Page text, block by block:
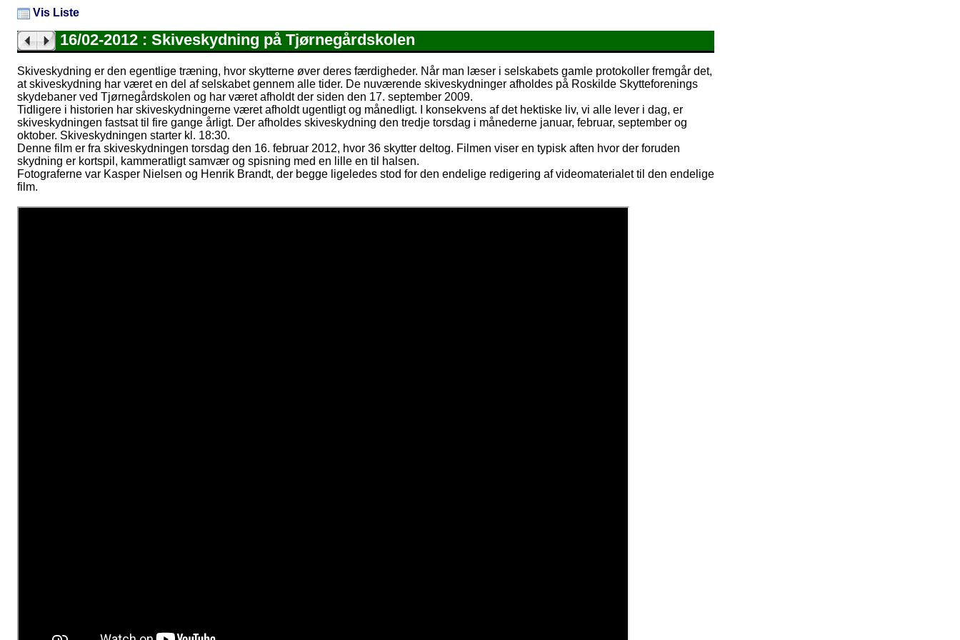
Vis Liste
16/02-2012 : Skiveskydning på Tjørnegårdskolen
Skiveskydning er den egentlige træning, hvor skytterne øver deres færdigheder. Når man læser i selskabets gamle protokoller fremgår det,
at skiveskydning har været en del af selskabet gennem alle tider. De nuværende skiveskydninger afholdes på Roskilde Skytteforenings
skydebaner ved Tjørnegårdskolen og har været afholdt der siden den 17. september 2009.
Tidligere i historien har skiveskydningerne været afholdt ugentligt og månedligt. I konsekvens af det hektiske liv, vi alle lever i dag, er
skiveskydningen fastsat til fire gange årligt. Der afholdes skiveskydning den tredje torsdag i månederne januar, februar, september og
oktober. Skiveskydningen starter kl. 18:30.
Denne film er fra skiveskydningen torsdag den 16. februar 2012, hvor 36 skytter deltog. Filmen viser en typisk aften hvor der foruden
skydning er kortspil, kammeratligt samvær og spisning med en lille en til halsen.
Fotograferne var Kasper Nielsen og Henrik Brandt, der begge ligeledes stod for den endelige redigering af videomaterialet til den endelige
film.